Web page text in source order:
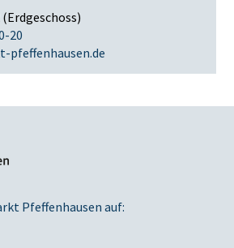
20
pfeffenhausen.de
Pfeffenhausen auf: